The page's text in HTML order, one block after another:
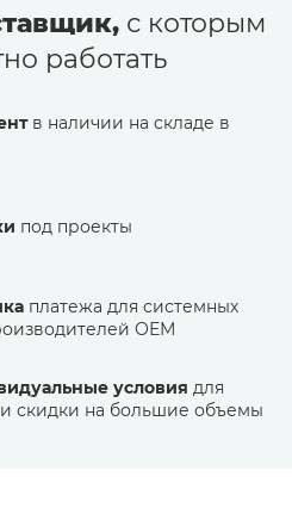
с которым
работать
в наличии на складе в
под проекты
платежа для системных
ОЕМ
условия для
скидки на большие объемы